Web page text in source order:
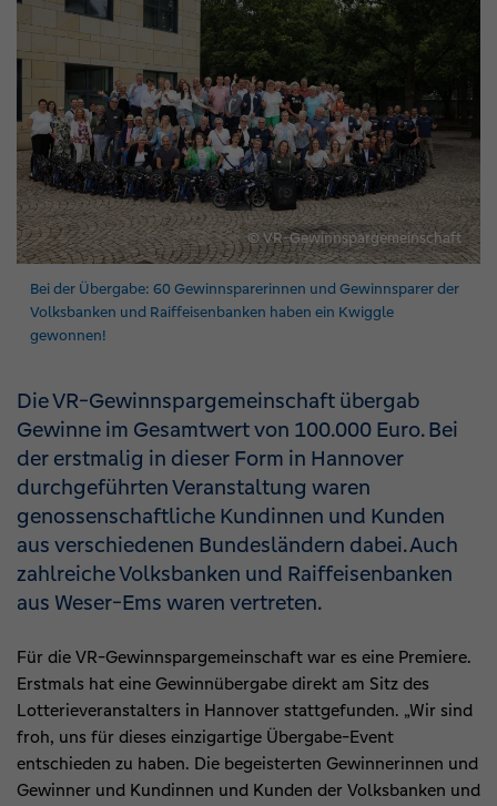
© VR-Gewinnspargemeinschaft
Bei der Übergabe: 60 Gewinnsparerinnen und Gewinnsparer der
Volksbanken und Raiffeisenbanken haben ein Kwiggle
gewonnen!
Die VR-Gewinnspargemeinschaft übergab
Gewinne im Gesamtwert von 100.000 Euro. Bei
der erstmalig in dieser Form in Hannover
durchgeführten Veranstaltung waren
genossenschaftliche Kundinnen und Kunden
aus verschiedenen Bundesländern dabei. Auch
zahlreiche Volksbanken und Raiffeisenbanken
aus Weser-Ems waren vertreten.
Für die VR-Gewinnspargemeinschaft war es eine Premiere.
Erstmals hat eine Gewinnübergabe direkt am Sitz des
Lotterieveranstalters in Hannover stattgefunden. „Wir sind
froh, uns für dieses einzigartige Übergabe-Event
entschieden zu haben. Die begeisterten Gewinnerinnen und
Gewinner und Kundinnen und Kunden der Volksbanken und